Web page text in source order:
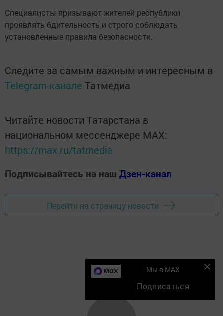
Специалисты призывают жителей республики
проявлять бдительность и строго соблюдать
установленные правила безопасности.
Следите за самым важным и интересным в
Telegram-канале Татмедиа
Читайте новости Татарстана в
национальном мессенджере MАХ:
https://max.ru/tatmedia
Подписывайтесь на наш Дзен-канал
Перейти на страницу новости
Мы в MAX
Подписаться